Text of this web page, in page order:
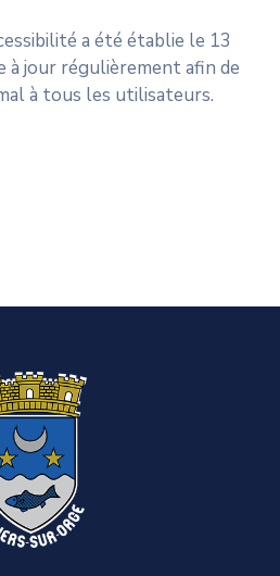
a été établie le 13
à jour régulièrement afin de
à tous les utilisateurs.